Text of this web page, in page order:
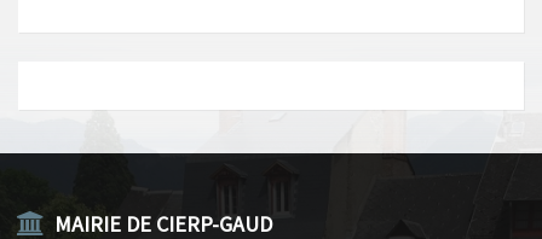
MAIRIE DE CIERP-GAUD